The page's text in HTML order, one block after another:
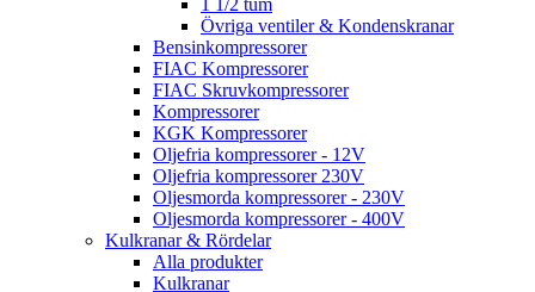
1 1/2 tum
Övriga ventiler & Kondenskranar
Bensinkompressorer
FIAC Kompressorer
FIAC Skruvkompressorer
Kompressorer
KGK Kompressorer
Oljefria kompressorer - 12V
Oljefria kompressorer 230V
Oljesmorda kompressorer - 230V
Oljesmorda kompressorer - 400V
Kulkranar & Rördelar
Alla produkter
Kulkranar